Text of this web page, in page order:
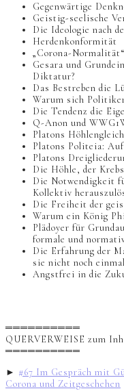
Gegenwärtige
Geistig-seelische
Die Ideologie nach
Herdenkonformität
„Corona-Normalität“
Gesara und
Diktatur?
Das Bestreben die
Warum sich
Die Tendenz die
Q-Anon und
Platons
Platons Politeia:
Platons
Die Höhle, der
Die Notwendigkeit
Kollektiv
Die Freiheit der
Warum ein König
Plädoyer für
formale und
Die Erfahrung der
sie nicht noch
Angstfrei in die
══════════
QUERVERWEISE zum
══════════
► #67 Im Gespräch mit
Corona und Zeitgeschehen